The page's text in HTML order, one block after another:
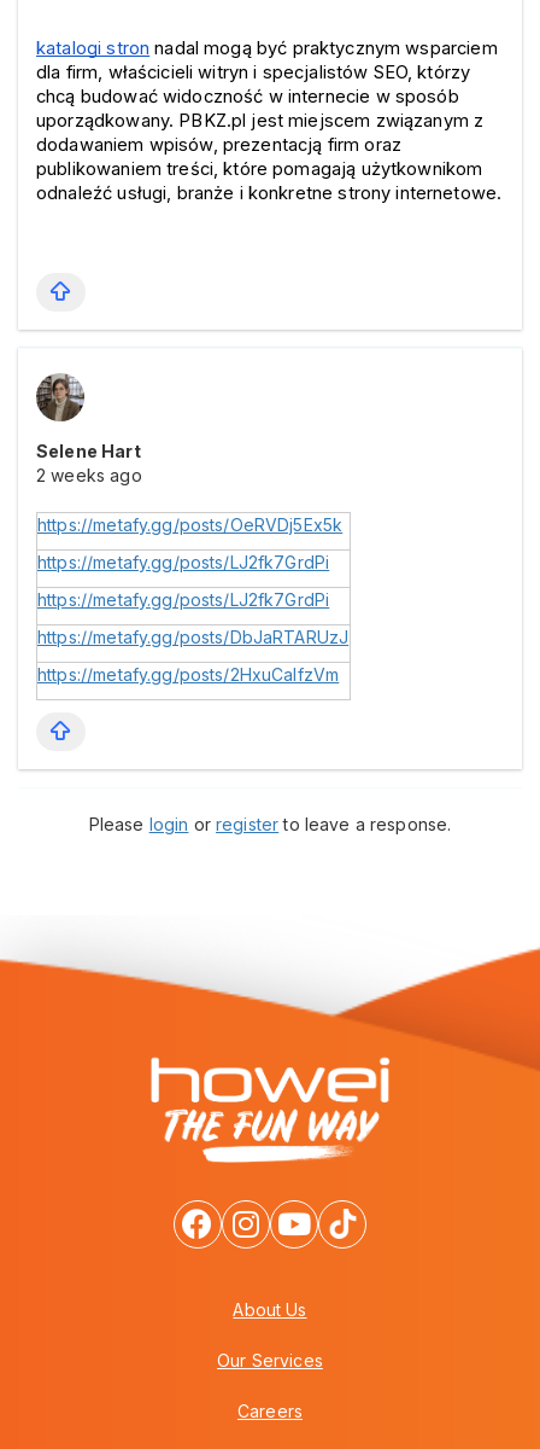
katalogi stron nadal mogą być praktycznym wsparciem
dla firm, właścicieli witryn i specjalistów SEO, którzy
chcą budować widoczność w internecie w sposób
uporządkowany. PBKZ.pl jest miejscem związanym z
dodawaniem wpisów, prezentacją firm oraz
publikowaniem treści, które pomagają użytkownikom
odnaleźć usługi, branże i konkretne strony internetowe.
Selene Hart
2 weeks ago
https://metafy.gg/posts/OeRVDj5Ex5k
https://metafy.gg/posts/LJ2fk7GrdPi
https://metafy.gg/posts/LJ2fk7GrdPi
https://metafy.gg/posts/DbJaRTARUzJ
https://metafy.gg/posts/2HxuCaIfzVm
Please login orregisterto leave a response.
About Us
Our Services
Careers